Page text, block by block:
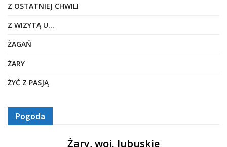
Z OSTATNIEJ CHWILI
Z WIZYTĄ U…
ŻAGAŃ
ŻARY
ŻYĆ Z PASJĄ
Pogoda
Żary, woj. lubuskie